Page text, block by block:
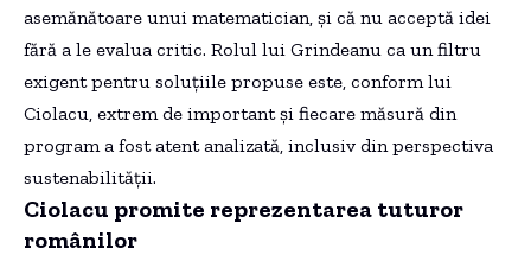
asemănătoare unui matematician, și că nu acceptă idei
fără a le evalua critic. Rolul lui Grindeanu ca un filtru
exigent pentru soluțiile propuse este, conform lui
Ciolacu, extrem de important și fiecare măsură din
program a fost atent analizată, inclusiv din perspectiva
sustenabilității.
Ciolacu promite reprezentarea tuturor
românilor